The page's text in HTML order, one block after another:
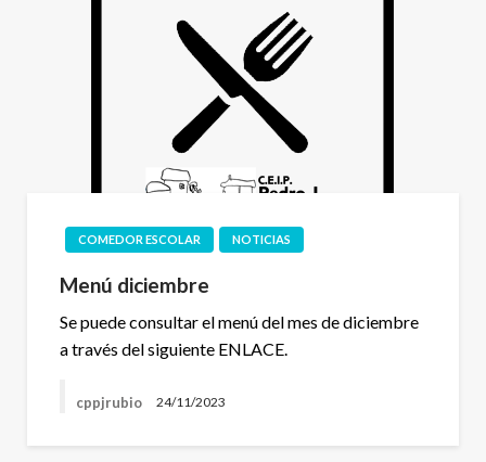
COMEDOR ESCOLAR NOTICIAS
Menú diciembre
Se puede consultar el menú del mes de diciembre
a través del siguiente ENLACE.
cppjrubio 24/11/2023